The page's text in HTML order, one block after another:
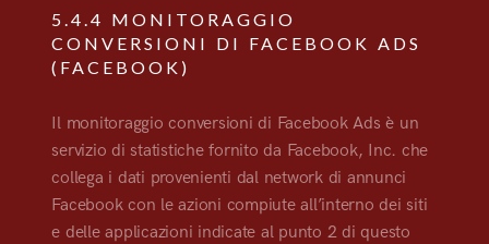
5.4.4 MONITORAGGIO
CONVERSIONI DI FACEBOOK ADS
(FACEBOOK)
Il monitoraggio conversioni di Facebook Ads è un
servizio di statistiche fornito da Facebook, Inc. che
collega i dati provenienti dal network di annunci
Facebook con le azioni compiute all’interno dei siti
e delle applicazioni indicate al punto 2 di questo